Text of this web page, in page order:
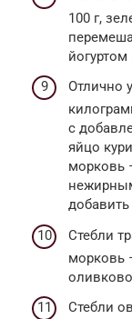
100 г,
Отлично
с
яйцо
морковь
Стебли
морковь
Стебли